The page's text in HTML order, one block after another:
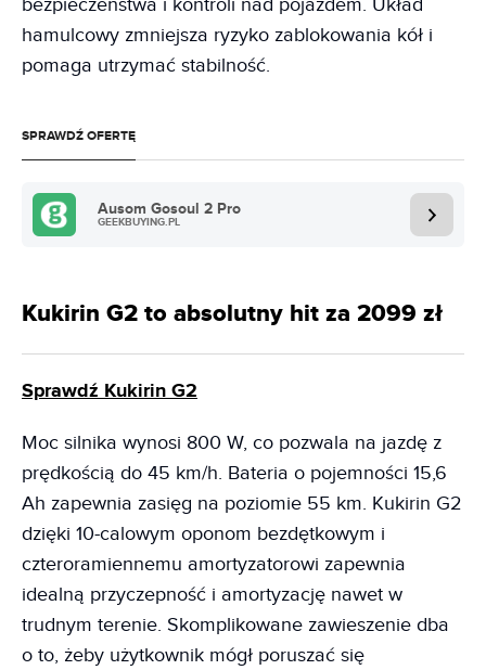
bezpieczeństwa i kontroli nad pojazdem. Układ
hamulcowy zmniejsza ryzyko zablokowania kół i
pomaga utrzymać stabilność.
SPRAWDŹ OFERTĘ
Ausom Gosoul 2 Pro
GEEKBUYING.PL
Kukirin G2 to absolutny hit za 2099 zł
Sprawdź Kukirin G2
Moc silnika wynosi 800 W, co pozwala na jazdę z
prędkością do 45 km/h. Bateria o pojemności 15,6
Ah zapewnia zasięg na poziomie 55 km. Kukirin G2
dzięki 10-calowym oponom bezdętkowym i
czteroramiennemu amortyzatorowi zapewnia
idealną przyczepność i amortyzację nawet w
trudnym terenie. Skomplikowane zawieszenie dba
o to, żeby użytkownik mógł poruszać się